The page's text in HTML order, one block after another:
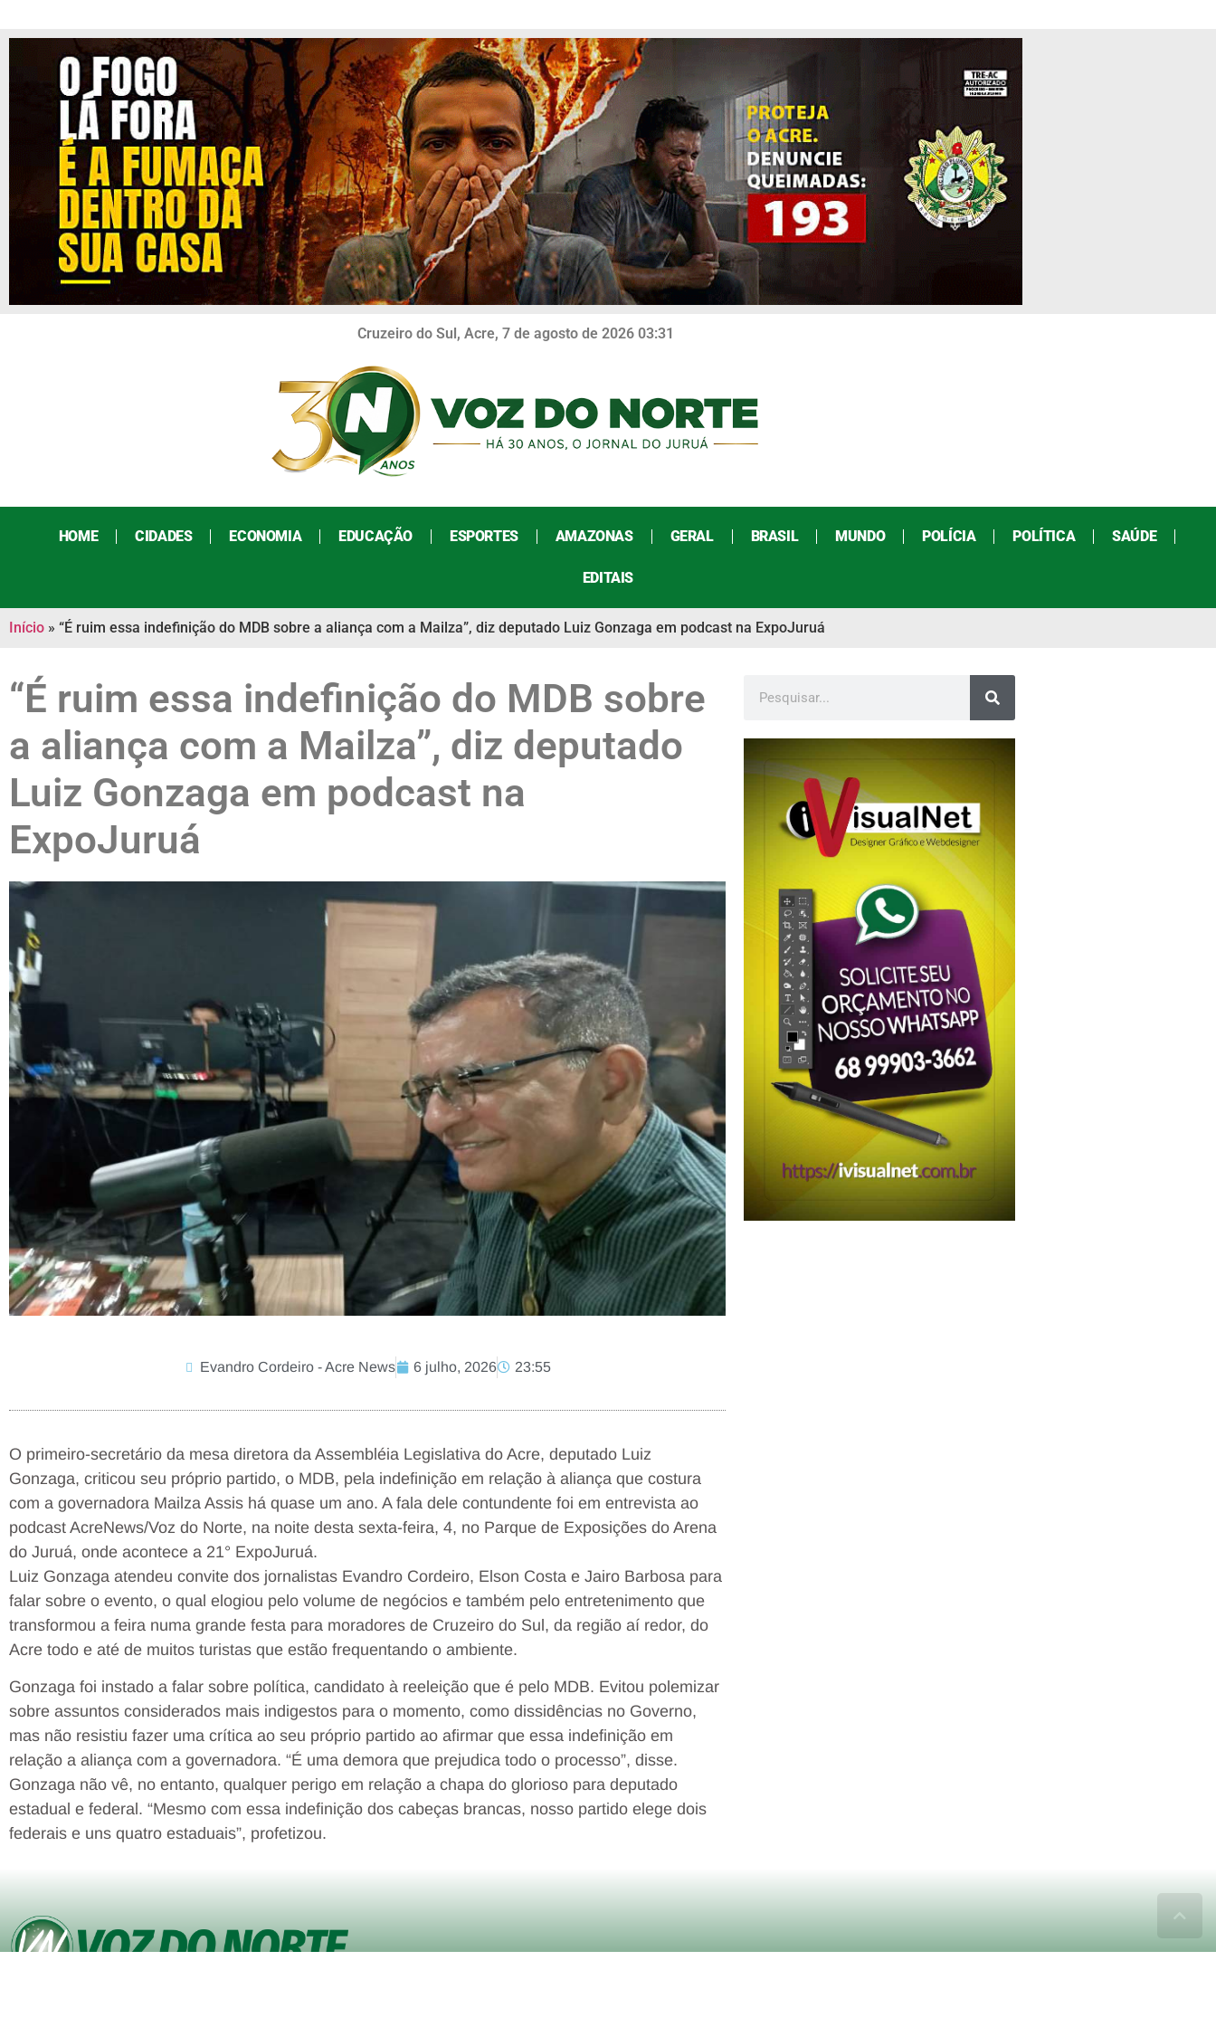
Cruzeiro do Sul, Acre, 7 de agosto de 2026 03:31
HOME CIDADES ECONOMIA EDUCAÇÃO ESPORTES AMAZONAS GERAL BRASIL MUNDO POLÍCIA POLÍTICA SAÚDE
EDITAIS
Início » “É ruim essa indefinição do MDB sobre a aliança com a Mailza”, diz deputado Luiz Gonzaga em podcast na ExpoJuruá
“É ruim essa indefinição do MDB sobre
a aliança com a Mailza”, diz deputado
Luiz Gonzaga em podcast na
ExpoJuruá
Evandro Cordeiro - Acre News 6 julho, 2026 23:55
O primeiro-secretário da mesa diretora da Assembléia Legislativa do Acre, deputado Luiz
Gonzaga, criticou seu próprio partido, o MDB, pela indefinição em relação à aliança que costura
com a governadora Mailza Assis há quase um ano. A fala dele contundente foi em entrevista ao
podcast AcreNews/Voz do Norte, na noite desta sexta-feira, 4, no Parque de Exposições do Arena
do Juruá, onde acontece a 21° ExpoJuruá.
Luiz Gonzaga atendeu convite dos jornalistas Evandro Cordeiro, Elson Costa e Jairo Barbosa para
falar sobre o evento, o qual elogiou pelo volume de negócios e também pelo entretenimento que
transformou a feira numa grande festa para moradores de Cruzeiro do Sul, da região aí redor, do
Acre todo e até de muitos turistas que estão frequentando o ambiente.
Gonzaga foi instado a falar sobre política, candidato à reeleição que é pelo MDB. Evitou polemizar
sobre assuntos considerados mais indigestos para o momento, como dissidências no Governo,
mas não resistiu fazer uma crítica ao seu próprio partido ao afirmar que essa indefinição em
relação a aliança com a governadora. “É uma demora que prejudica todo o processo”, disse.
Gonzaga não vê, no entanto, qualquer perigo em relação a chapa do glorioso para deputado
estadual e federal. “Mesmo com essa indefinição dos cabeças brancas, nosso partido elege dois
federais e uns quatro estaduais”, profetizou.